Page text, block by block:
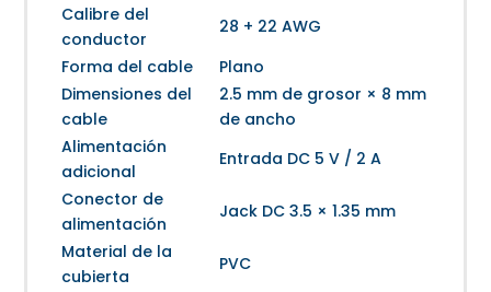
Calibre del
conductor
28 + 22 AWG
Forma del cable
Plano
Dimensiones del
cable
2.5 mm de grosor × 8 mm
de ancho
Alimentación
adicional
Entrada DC 5 V / 2 A
Conector de
alimentación
Jack DC 3.5 × 1.35 mm
Material de la
cubierta
PVC